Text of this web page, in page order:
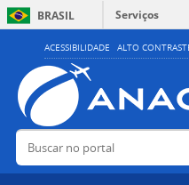
ACESSIBILIDADE ALTO
BRASIL
Serviços
Buscar no portal